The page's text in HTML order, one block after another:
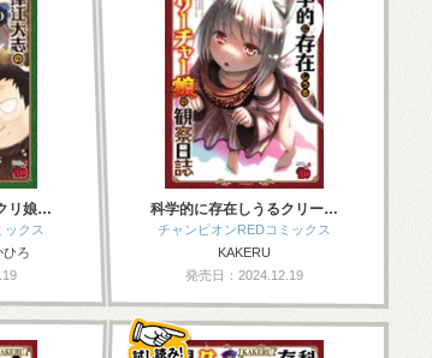
リ娘…
ックス
ひろ
科学的に存在しうるクリー…
チャンピオンREDコミックス
KAKERU
発売日：2024.12.19